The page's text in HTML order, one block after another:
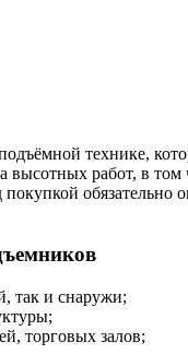
технике,
высотных работ, в
обязательно
так и снаружи;
торговых залов;